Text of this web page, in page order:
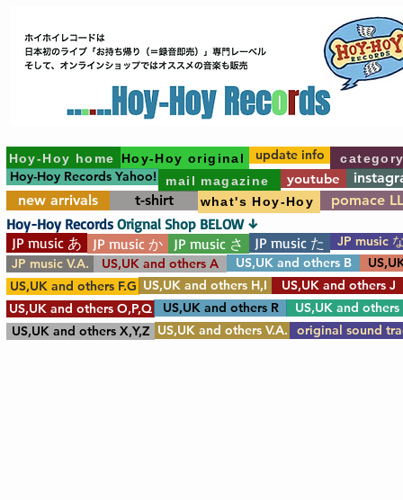
Hoy-Hoy home Hoy-Hoy original
Hoy-Hoy Records Yahoo! mail magazine youtube
new arrivals
t-shirt what's Hoy-Hoy pomace
update info
JP music あ JP music か JP music さ JP music た
JP music
JP music V.A.
US,UK and others A US,UK and others B
US,UK and others F.G US,UK and others H,I
US,UK and others J
US,UK and others O,P,Q
US,UK and others
US,UK and others R
US,UK and others X,Y,Z US,UK and others V.A. original sound
Hoy-Hoy Records Orignal Shop BELOW ↓